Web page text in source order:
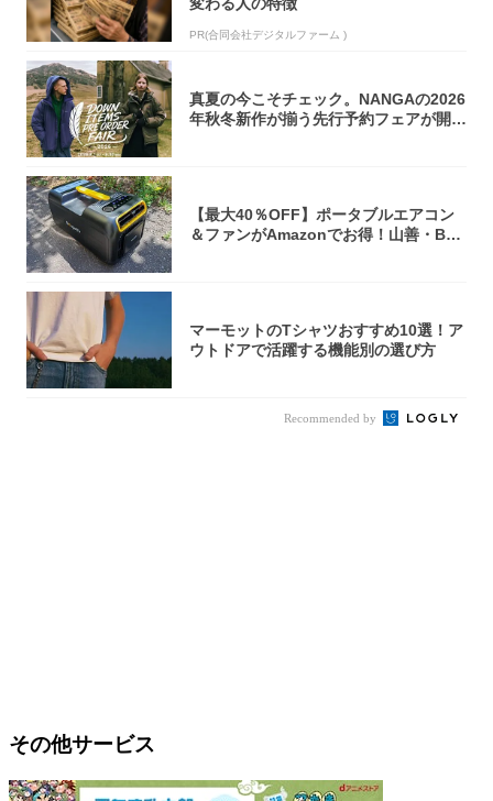
PR(合同会社デジタルファーム )
真夏の今こそチェック。NANGAの2026
年秋冬新作が揃う先行予約フェアが開催
【最大40％OFF】ポータブルエアコン
＆ファンがAmazonでお得！山善・Bo
マーモットのTシャツおすすめ10選！ア
ウトドアで活躍する機能別の選び方
Recommended by
その他サービス